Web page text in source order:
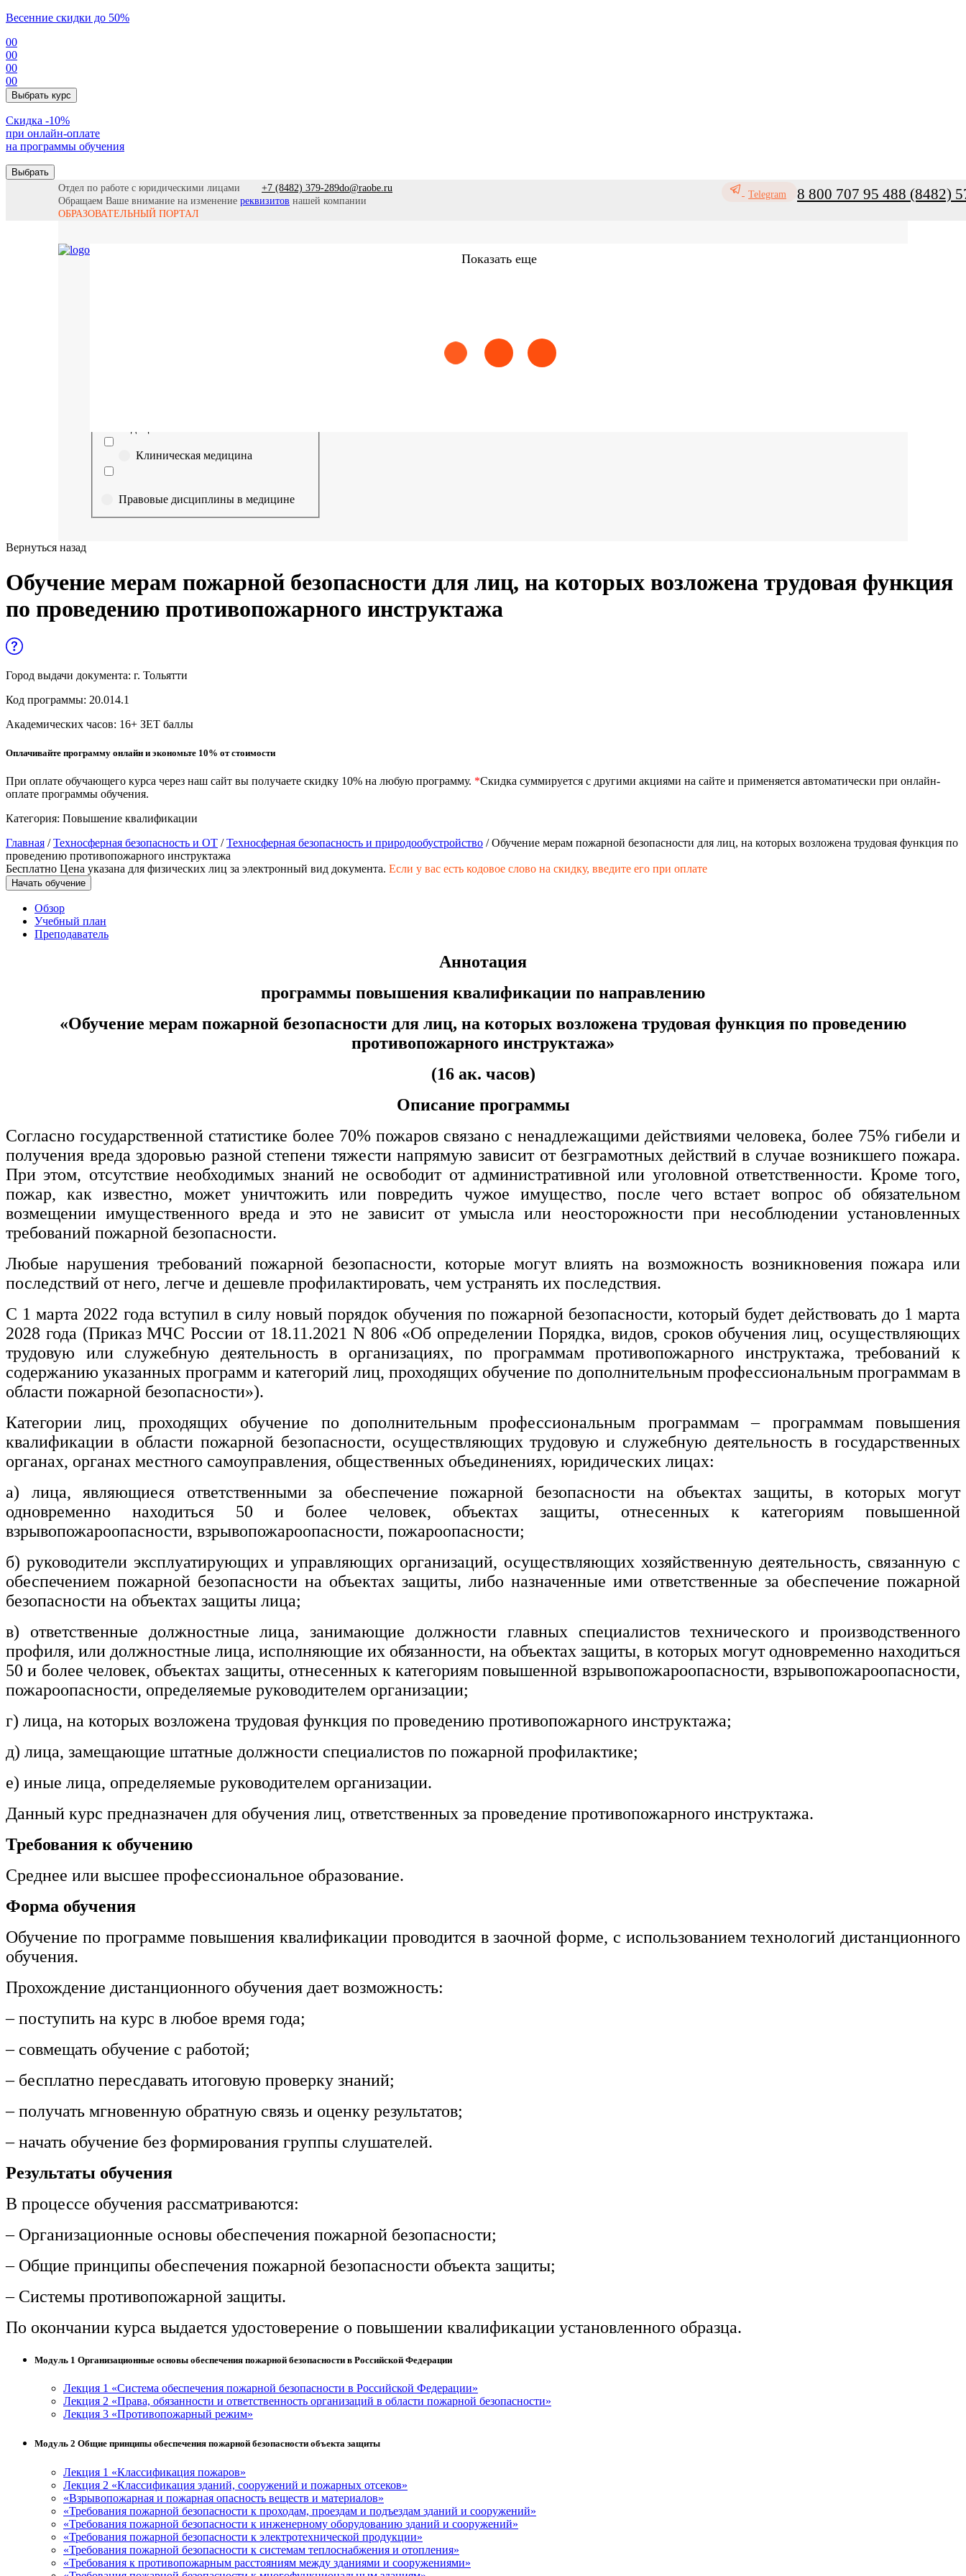
Весенние скидки до 50%
00
00
00
00
Выбрать курс
Cкидка -10%
при онлайн-оплате
на программы обучения
Выбрать
Отдел по работе с юридическими лицами
+7 (8482) 379-289do@raobe.ru
Обращаем Ваше внимание на изменениереквизитов нашей компании
ОБРАЗОВАТЕЛЬНЫЙ ПОРТАЛ
Telegram 8 800 707 95 488 (8482)
Показать еще
Эпидемиология
Клиническая медицина
Правовые дисциплины в медицине
Управленческие дисциплины в
медицине
Образование и педагогические науки
и служащих
История и археология
Техносферная безопасность и ОТ
Допуски
Управление производством
общественного питания в
организации
Управление административно-
хозяйственной деятельностью
Техника-технологии
Прикладная геология, горное дело,
Техника и технологии наземного
транспорта
Техника и технологии строительства
Ядерная энергетика и технологии
Сервис и туризм
искусств
Средства массовой информации и
Управление в технических системах
Ветеринария и зоотехника
аккредитации
Основные Услуги
Дополнительные Услуги
Вернуться назад
Обучение мерам пожарной безопасности для лиц, на которых возложена трудовая функция
по проведению противопожарного инструктажа
Город выдачи документа: г. Тольятти
Код программы: 20.014.1
Академических часов: 16+ ЗЕТ баллы
Оплачивайте программу онлайн и экономьте 10% от стоимости
При оплате обучающего курса через наш сайт вы получаете скидку 10% на любую программу. *Скидка суммируется с другими акциями на сайте и применяется автоматически при онлайн-
оплате программы обучения.
Категория: Повышение квалификации
Главная /Техносферная безопасность и ОТ /Техносферная безопасность и природообустройство / Обучение мерам пожарной безопасности для лиц, на которых возложена трудовая функция по
проведению противопожарного инструктажа
Бесплатно Цена указана для физических лиц за электронный вид документа. Если у вас есть кодовое слово на скидку, введите его при оплате
Начать обучение
Обзор
Учебный план
Преподаватель
Аннотация
программы повышения квалификации по направлению
«Обучение мерам пожарной безопасности для лиц, на которых возложена трудовая функция по проведению
противопожарного инструктажа»
(16 ак. часов)
Описание программы
Согласно государственной статистике более 70% пожаров связано с ненадлежащими действиями человека, более 75% гибели и
получения вреда здоровью разной степени тяжести напрямую зависит от безграмотных действий в случае возникшего пожара.
При этом, отсутствие необходимых знаний не освободит от административной или уголовной ответственности. Кроме того,
пожар, как известно, может уничтожить или повредить чужое имущество, после чего встает вопрос об обязательном
возмещении имущественного вреда и это не зависит от умысла или неосторожности при несоблюдении установленных
требований пожарной безопасности.
Любые нарушения требований пожарной безопасности, которые могут влиять на возможность возникновения пожара или
последствий от него, легче и дешевле профилактировать, чем устранять их последствия.
С 1 марта 2022 года вступил в силу новый порядок обучения по пожарной безопасности, который будет действовать до 1 марта
2028 года (Приказ МЧС России от 18.11.2021 N 806 «Об определении Порядка, видов, сроков обучения лиц, осуществляющих
трудовую или служебную деятельность в организациях, по программам противопожарного инструктажа, требований к
содержанию указанных программ и категорий лиц, проходящих обучение по дополнительным профессиональным программам в
области пожарной безопасности»).
Категории лиц, проходящих обучение по дополнительным профессиональным программам – программам повышения
квалификации в области пожарной безопасности, осуществляющих трудовую и служебную деятельность в государственных
органах, органах местного самоуправления, общественных объединениях, юридических лицах:
а) лица, являющиеся ответственными за обеспечение пожарной безопасности на объектах защиты, в которых могут
одновременно находиться 50 и более человек, объектах защиты, отнесенных к категориям повышенной
взрывопожароопасности, взрывопожароопасности, пожароопасности;
б) руководители эксплуатирующих и управляющих организаций, осуществляющих хозяйственную деятельность, связанную с
обеспечением пожарной безопасности на объектах защиты, либо назначенные ими ответственные за обеспечение пожарной
безопасности на объектах защиты лица;
в) ответственные должностные лица, занимающие должности главных специалистов технического и производственного
профиля, или должностные лица, исполняющие их обязанности, на объектах защиты, в которых могут одновременно находиться
50 и более человек, объектах защиты, отнесенных к категориям повышенной взрывопожароопасности, взрывопожароопасности,
пожароопасности, определяемые руководителем организации;
г) лица, на которых возложена трудовая функция по проведению противопожарного инструктажа;
д) лица, замещающие штатные должности специалистов по пожарной профилактике;
е) иные лица, определяемые руководителем организации.
Данный курс предназначен для обучения лиц, ответственных за проведение противопожарного инструктажа.
Требования к обучению
Среднее или высшее профессиональное образование.
Форма обучения
Обучение по программе повышения квалификации проводится в заочной форме, с использованием технологий дистанционного
обучения.
Прохождение дистанционного обучения дает возможность:
– поступить на курс в любое время года;
– совмещать обучение с работой;
– бесплатно пересдавать итоговую проверку знаний;
– получать мгновенную обратную связь и оценку результатов;
– начать обучение без формирования группы слушателей.
Результаты обучения
В процессе обучения рассматриваются:
– Организационные основы обеспечения пожарной безопасности;
– Общие принципы обеспечения пожарной безопасности объекта защиты;
– Системы противопожарной защиты.
По окончании курса выдается удостоверение о повышении квалификации установленного образца.
Модуль 1 Организационные основы обеспечения пожарной безопасности в Российской Федерации
Лекция 1 «Система обеспечения пожарной безопасности в Российской Федерации»
Лекция 2 «Права, обязанности и ответственность организаций в области пожарной безопасности»
Лекция 3 «Противопожарный режим»
Модуль 2 Общие принципы обеспечения пожарной безопасности объекта защиты
Лекция 1 «Классификация пожаров»
Лекция 2 «Классификация зданий, сооружений и пожарных отсеков»
«Взрывопожарная и пожарная опасность веществ и материалов»
«Требования пожарной безопасности к проходам, проездам и подъездам зданий и сооружений»
«Требования пожарной безопасности к инженерному оборудованию зданий и сооружений»
«Требования пожарной безопасности к электротехнической продукции»
«Требования пожарной безопасности к системам теплоснабжения и отопления»
«Требования к противопожарным расстояниям между зданиями и сооружениями»